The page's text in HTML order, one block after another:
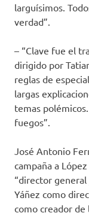
larguísimos.
verdad”.
– “Clave fue el
dirigido por
reglas de
largas
temas
fuegos”.
José Antonio
campaña a
“director general
Yáñez como
como creador de